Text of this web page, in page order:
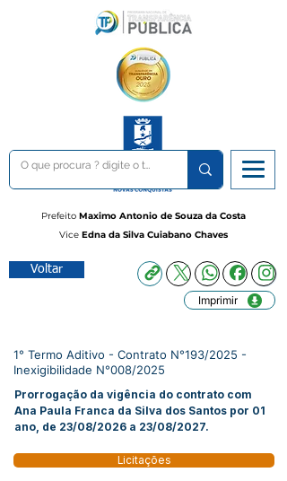
Prefeito Maximo Antonio de Souza da Costa
Vice Edna da Silva Cuiabano Chaves
Voltar
Imprimir
1° Termo Aditivo - Contrato N°193/2025 -
Inexigibilidade N°008/2025
Prorrogação da vigência do contrato com
Ana Paula Franca da Silva dos Santos por 01
ano, de 23/08/2026 a 23/08/2027.
Licitações